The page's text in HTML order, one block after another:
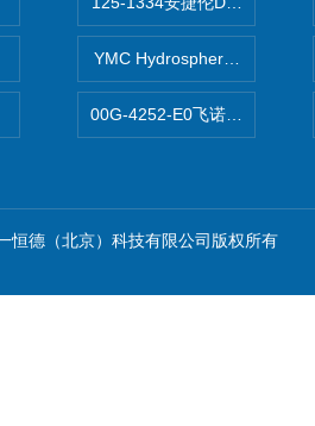
YMC Hydrosphere C18亲水
00G-4252-E0飞诺美Luna
恒德（北京）科技有限公司版权所有